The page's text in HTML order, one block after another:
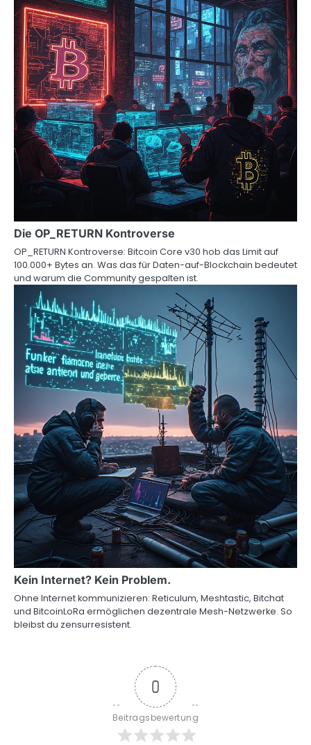
Die OP_RETURN Kontroverse
OP_RETURN Kontroverse: Bitcoin Core v30 hob das Limit auf
100.000+ Bytes an. Was das für Daten-auf-Blockchain bedeutet
und warum die Community gespalten ist.
Kein Internet? Kein Problem.
Ohne Internet kommunizieren: Reticulum, Meshtastic, Bitchat
und BitcoinLoRa ermöglichen dezentrale Mesh-Netzwerke. So
bleibst du zensurresistent.
0
Beitragsbewertung